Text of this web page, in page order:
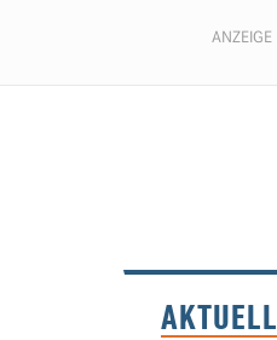
ANZEIGE
AKTUELL